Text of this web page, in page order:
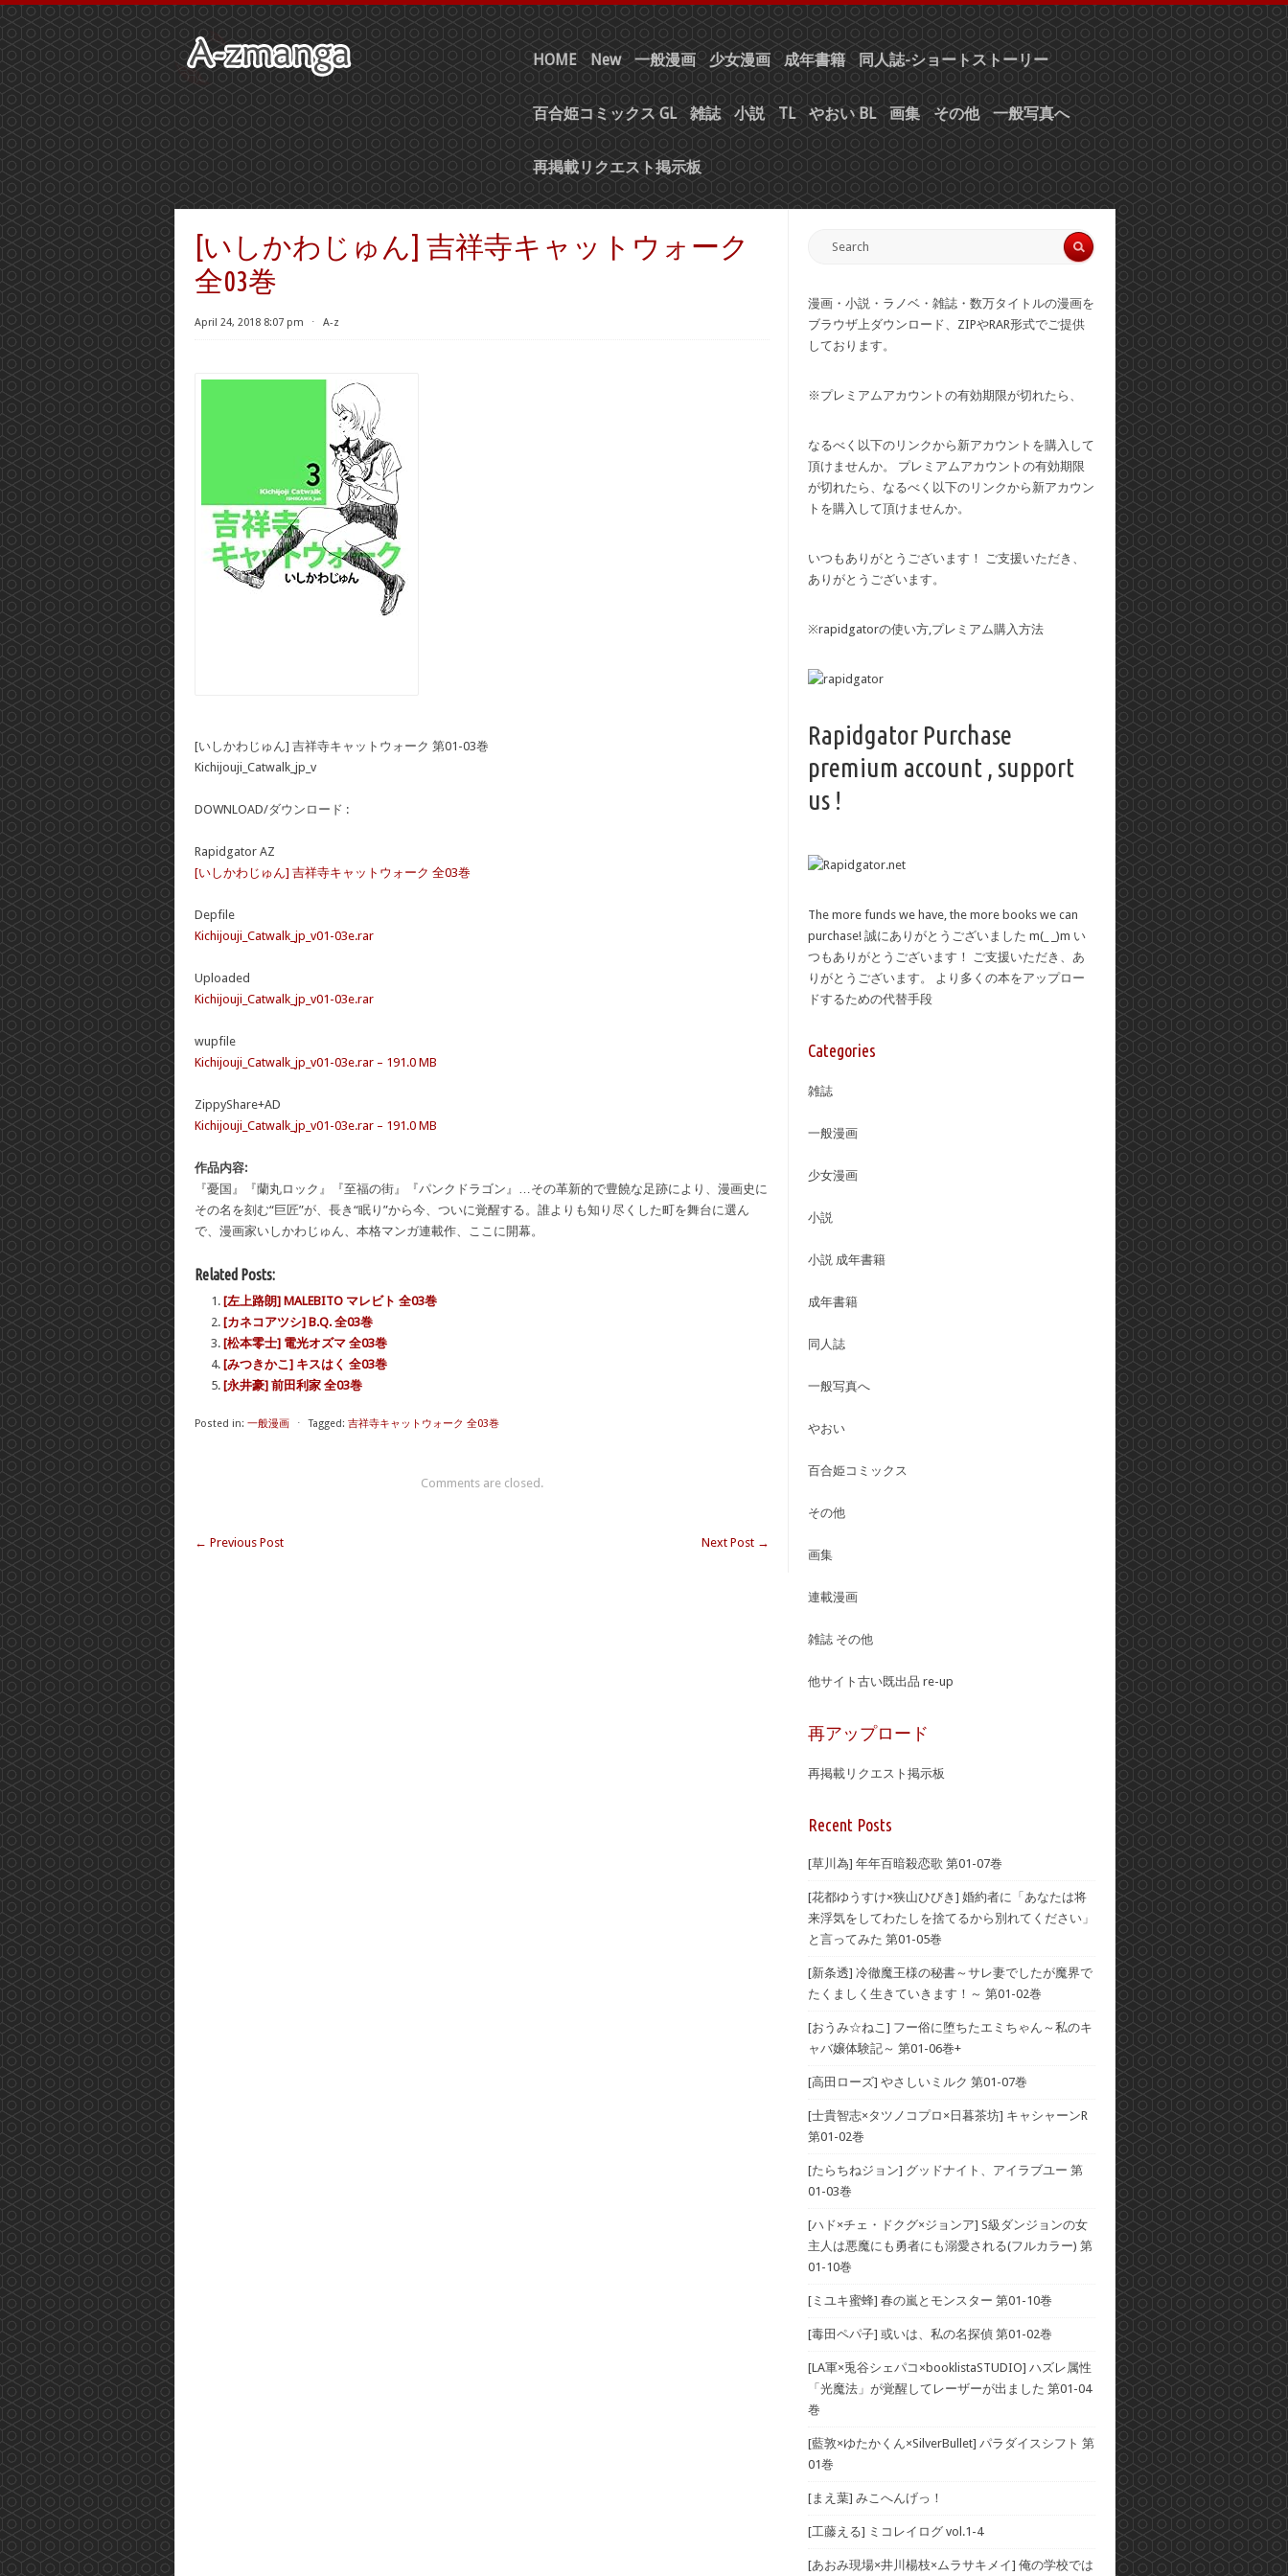
HOME New 一般漫画 少女漫画 成年書籍 同人誌-ショートストーリー
百合姫コミックス GL 雑誌 小説 TL やおい BL 画集 その他 一般写真へ
再掲載リクエスト掲示板
[いしかわじゅん] 吉祥寺キャットウォーク
全03巻
April 24, 2018 8:07 pm ⋅ A-z
[いしかわじゅん] 吉祥寺キャットウォーク 第01-03巻
Kichijouji_Catwalk_jp_v
DOWNLOAD/ダウンロード :
Rapidgator AZ
[いしかわじゅん] 吉祥寺キャットウォーク 全03巻
Depfile
Kichijouji_Catwalk_jp_v01-03e.rar
Uploaded
Kichijouji_Catwalk_jp_v01-03e.rar
wupfile
Kichijouji_Catwalk_jp_v01-03e.rar – 191.0 MB
ZippyShare+AD
Kichijouji_Catwalk_jp_v01-03e.rar – 191.0 MB
作品内容:
『憂国』『蘭丸ロック』『至福の街』『パンクドラゴン』…その革新的で豊饒な足跡により、漫画史に
その名を刻む“巨匠”が、長き“眠り”から今、ついに覚醒する。誰よりも知り尽くした町を舞台に選ん
で、漫画家いしかわじゅん、本格マンガ連載作、ここに開幕。
Related Posts:
[左上路朗] MALEBITO マレビト 全03巻
[カネコアツシ] B.Q. 全03巻
[松本零士] 電光オズマ 全03巻
[みつきかこ] キスはく 全03巻
[永井豪] 前田利家 全03巻
Posted in: 一般漫画 ⋅ Tagged: 吉祥寺キャットウォーク 全03巻
Comments are closed.
← Previous Post Next Post →
漫画・小説・ラノベ・雑誌・数万タイトルの漫画を
ブラウザ上ダウンロード、ZIPやRAR形式でご提供
しております。
※プレミアムアカウントの有効期限が切れたら、
なるべく以下のリンクから新アカウントを購入して
頂けませんか。 プレミアムアカウントの有効期限
が切れたら、なるべく以下のリンクから新アカウン
トを購入して頂けませんか。
いつもありがとうございます！ ご支援いただき、
ありがとうございます。
※rapidgatorの使い方,プレミアム購入方法
Rapidgator Purchase
premium account , support
us !
The more funds we have, the more books we can
purchase! 誠にありがとうございました m(_ _)m い
つもありがとうございます！ ご支援いただき、あ
りがとうございます。 より多くの本をアップロー
ドするための代替手段
Categories
雑誌
一般漫画
少女漫画
小説
小説 成年書籍
成年書籍
同人誌
一般写真へ
やおい
百合姫コミックス
その他
画集
連載漫画
雑誌 その他
他サイト古い既出品 re-up
再アップロード
再掲載リクエスト掲示板
Recent Posts
[草川為] 年年百暗殺恋歌 第01-07巻
[花都ゆうすけ×狭山ひびき] 婚約者に「あなたは将
来浮気をしてわたしを捨てるから別れてください」
と言ってみた 第01-05巻
[新条透] 冷徹魔王様の秘書～サレ妻でしたが魔界で
たくましく生きていきます！～ 第01-02巻
[おうみ☆ねこ] フー俗に堕ちたエミちゃん～私のキ
ャバ嬢体験記～ 第01-06巻+
[高田ローズ] やさしいミルク 第01-07巻
[士貴智志×タツノコプロ×日暮茶坊] キャシャーンR
第01-02巻
[たらちねジョン] グッドナイト、アイラブユー 第
01-03巻
[ハド×チェ・ドクグ×ジョンア] S級ダンジョンの女
主人は悪魔にも勇者にも溺愛される(フルカラー) 第
01-10巻
[ミユキ蜜蜂] 春の嵐とモンスター 第01-10巻
[毒田ペパ子] 或いは、私の名探偵 第01-02巻
[LA軍×兎谷シェパコ×booklistaSTUDIO] ハズレ属性
「光魔法」が覚醒してレーザーが出ました 第01-04
巻
[藍敦×ゆたかくん×SilverBullet] パラダイスシフト 第
01巻
[まえ葉] みこへんげっ！
[工藤える] ミコレイログ vol.1-4
[あおみ現場×井川楊枝×ムラサキメイ] 俺の学校では